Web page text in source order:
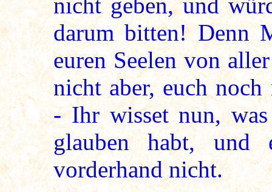
darum bitten! Denn
euren Seelen von
nicht aber, euch
- Ihr wisset nun,
glauben habt, und
vorderhand nicht.